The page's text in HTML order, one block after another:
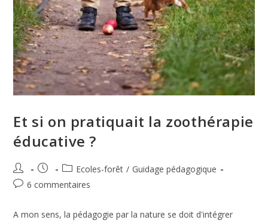
Et si on pratiquait la zoothérapie
éducative ?
Ecoles-forêt / Guidage pédagogique
6 commentaires
A mon sens, la pédagogie par la nature se doit d'intégrer